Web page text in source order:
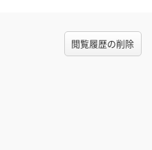
閲覧履歴の削除